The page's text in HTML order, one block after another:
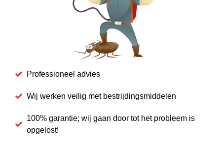
Professioneel advies
Wij werken veilig met bestrijdingsmiddelen
100% garantie; wij gaan door tot het probleem is
opgelost!